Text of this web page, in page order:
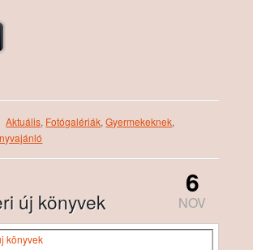
Aktuális, Fotógalériák,Gyermekeknek,
új könyvek
6
NOV